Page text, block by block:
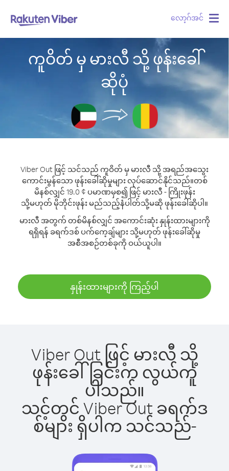
လော့ဂ်အင်
ကူဝိတ် မှ မားလီ သို့ ဖုန်းခေါ်
ဆိုပုံ
Viber Out ဖြင့် သင်သည် ကူဝိတ် မှ မားလီ သို့ အရည်အသွေး
ကောင်းမွန်သော ဖုန်းခေါ်ဆိုမှုများ လုပ်ဆောင်နိုင်သည်။တစ်
မိနစ်လျှင် 19.0 ¢ ပမာဏမှစ၍ ဖြင့် မားလီ - ကြိုးဖုန်း
သို့မဟုတ် မိုဘိုင်းဖုန်း မည်သည့်နံပါတ်သို့မဆို ဖုန်းခေါ်ဆိုပါ။
မားလီ အတွက် တစ်မိနစ်လျှင် အကောင်းဆုံး နှုန်းထားများကို
ရရှိရန် ခရက်ဒစ် ပက်ကေ့ချ်များ သို့မဟုတ် ဖုန်းခေါ်ဆိုမှု
အစီအစဉ်တစ်ခုကို ဝယ်ယူပါ။
နှုန်းထားများကို ကြည့်ပါ
Viber Out ဖြင့် မားလီ သို့
ဖုန်းခေါ်ခြင်းက လွယ်ကူ
ပါသည်။
သင့်တွင် Viber Out ခရက်ဒ
စ်များ ရှိပါက သင်သည်-